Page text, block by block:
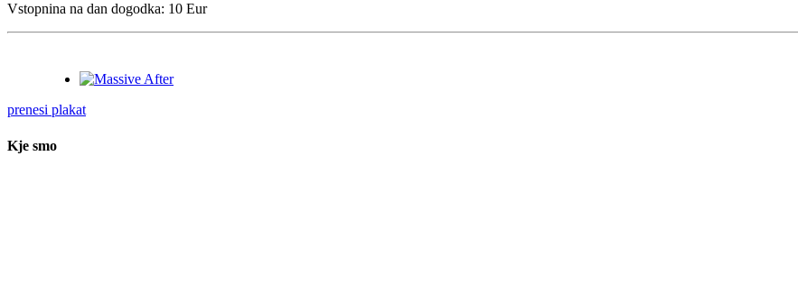
Vstopnina na dan dogodka: 10 Eur
prenesi plakat
Kje smo